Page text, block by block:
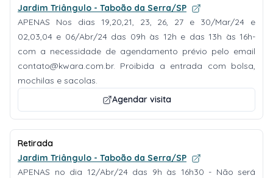
Jardim Triângulo - Taboão da Serra/SP
APENAS Nos dias 19,20,21, 23, 26, 27 e 30/Mar/24 e
02,03,04 e 06/Abr/24 das 09h às 12h e das 13h às 16h-
com a necessidade de agendamento prévio pelo email
contato@kwara.com.br. Proibida a entrada com bolsa,
mochilas e sacolas.
Agendar visita
Retirada
Jardim Triângulo - Taboão da Serra/SP
APENAS no dia 12/Abr/24 das 9h às 16h30 - Não será